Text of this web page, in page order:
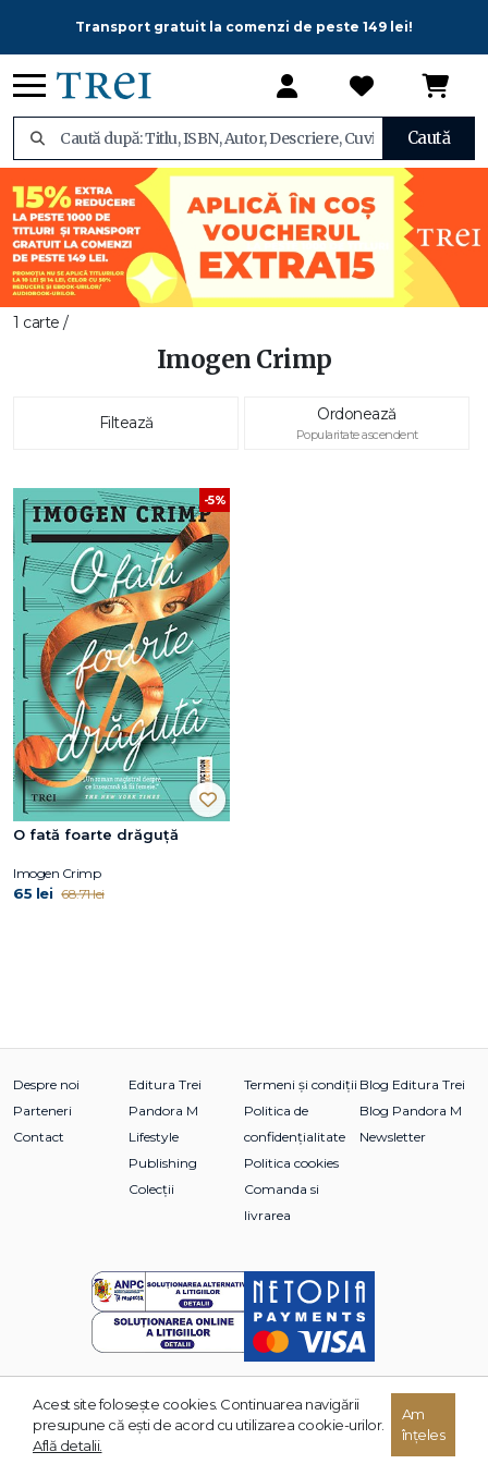
Transport gratuit la comenzi de peste 149 lei!
Caută
1 carte /
Imogen Crimp
Filtează Ordonează
Popularitate ascendent
-5%
O fată foarte drăguță
Imogen Crimp
65 lei 68.71 lei
Despre noi
Parteneri
Contact
Editura Trei
Pandora M
Lifestyle
Publishing
Colecții
Termeni și condiții
Politica de
confidențialitate
Politica cookies
Comanda si
livrarea
Blog Editura Trei
Blog Pandora M
Newsletter
© 2026 Grupul Editorial TREI. Toate drepturile rezervate.
Acest site foloseşte cookies. Continuarea navigării
presupune că eşti de acord cu utilizarea cookie-urilor.
Află detalii.
Am
înțeles